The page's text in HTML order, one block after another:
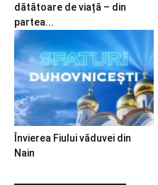
dătătoare de viață – din
partea...
Învierea Fiului văduvei din
Nain